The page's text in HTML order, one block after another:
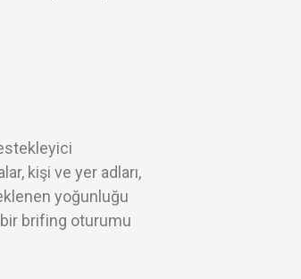
kişi ve yer adları,
yoğunluğu
bir brifing oturumu